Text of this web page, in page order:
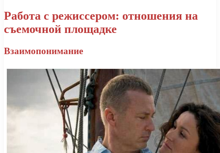
Работа с режиссером: отношения на
съемочной площадке
Взаимопонимание